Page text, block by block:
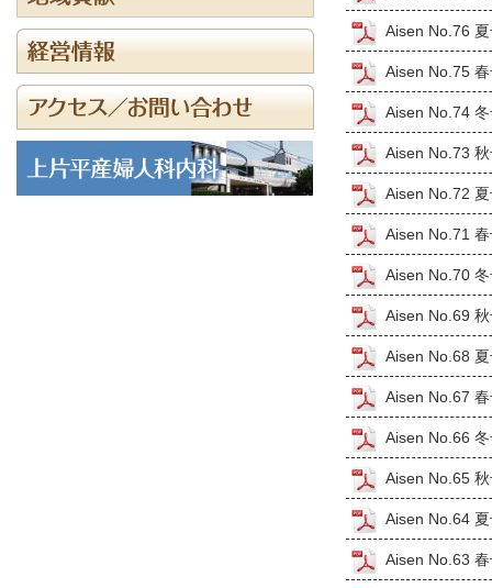
Aisen No.76
Aisen No.75
Aisen No.74
Aisen No.73
Aisen No.72
Aisen No.71
Aisen No.70
Aisen No.69
Aisen No.68
Aisen No.67
Aisen No.66
Aisen No.65
Aisen No.64
Aisen No.63